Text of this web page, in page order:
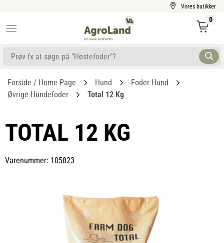
Vores butikker
0
Forside / Home Page Hund
Foder Hund
Øvrige Hundefoder
Total 12 Kg
TOTAL 12 KG
Varenummer: 105823